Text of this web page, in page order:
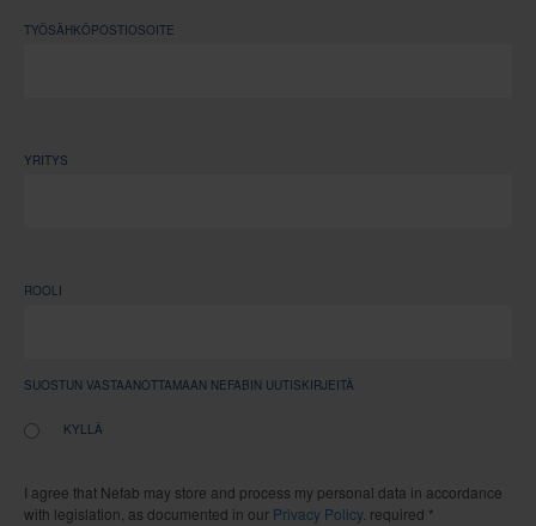
TYÖSÄHKÖPOSTIOSOITE
YRITYS
ROOLI
SUOSTUN VASTAANOTTAMAAN NEFABIN UUTISKIRJEITÄ
KYLLÄ
I agree that Nefab may store and process my personal data in accordance
with legislation, as documented in our Privacy Policy. required *